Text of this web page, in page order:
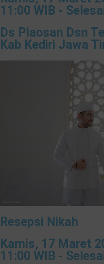
11:00 WIB -
Ds Plaosan Dsn
Kab Kediri Jawa
Resepsi Nikah
Kamis, 17 Maret
11:00 WIB -